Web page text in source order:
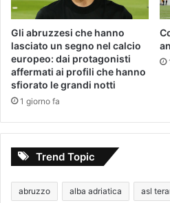
Gli abruzzesi che hanno
lasciato un segno nel calcio
europeo: dai protagonisti
affermati ai profili che hanno
sfiorato le grandi notti
1 giorno fa
Trend Topic
abruzzo alba adriatica asl